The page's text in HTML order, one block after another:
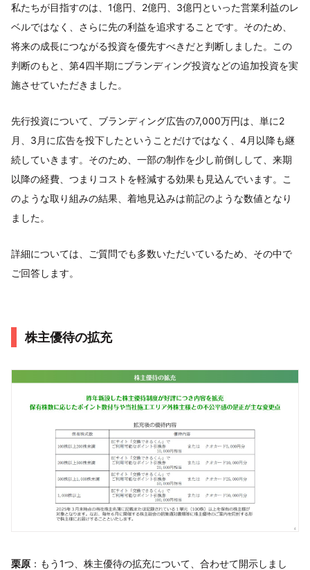
私たちが目指すのは、1億円、2億円、3億円といった営業利益のレ
ベルではなく、さらに先の利益を追求することです。そのため、
将来の成長につながる投資を優先すべきだと判断しました。この
判断のもと、第4四半期にブランディング投資などの追加投資を実
施させていただきました。
先行投資について、ブランディング広告の7,000万円は、単に2
月、3月に広告を投下したということだけではなく、4月以降も継
続していきます。そのため、一部の制作を少し前倒しして、来期
以降の経費、つまりコストを軽減する効果も見込んでいます。こ
のような取り組みの結果、着地見込みは前記のような数値となり
ました。
詳細については、ご質問でも多数いただいているため、その中で
ご回答します。
株主優待の拡充
栗原 ：もう1つ、株主優待の拡充について、合わせて開示しまし